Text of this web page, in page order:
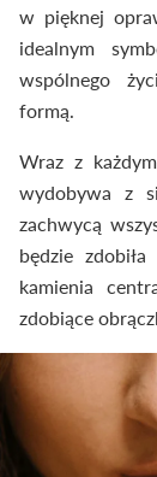
w pięknej
idealnym
wspólnego
formą.
Wraz z
wydobywa z
zachwycą
będzie
kamienia
zdobiące